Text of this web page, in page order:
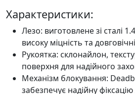
Характеристики:
Лезо: виготовлене зі сталі
високу міцність та
Рукоятка: склонайлон,
поверхня для надійного
Механізм блокування:
забезпечує надійну фіксацію